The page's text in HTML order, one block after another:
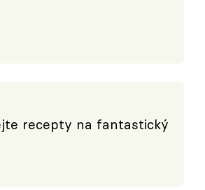
recepty na fantastický